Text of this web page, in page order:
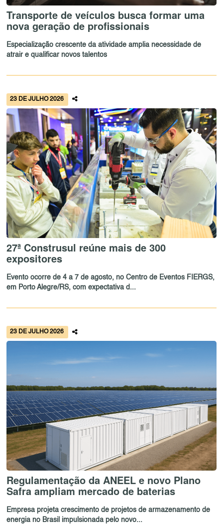
Transporte de veículos busca formar uma
nova geração de profissionais
Especialização crescente da atividade amplia necessidade de
atrair e qualificar novos talentos
23 DE JULHO 2026
27ª Construsul reúne mais de 300
expositores
Evento ocorre de 4 a 7 de agosto, no Centro de Eventos FIERGS,
em Porto Alegre/RS, com expectativa d...
23 DE JULHO 2026
Regulamentação da ANEEL e novo Plano
Safra ampliam mercado de baterias
Empresa projeta crescimento de projetos de armazenamento de
energia no Brasil impulsionada pelo novo...